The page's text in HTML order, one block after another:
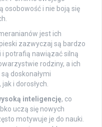
osobowość i nie boją się
jest ich
zazwyczaj są bardzo
i potrafią nawiązać silną
rodziny, a ich
doskonałymi
i dorosłych.
inteligencję, co
uczą się nowych
motywuje je do nauki.